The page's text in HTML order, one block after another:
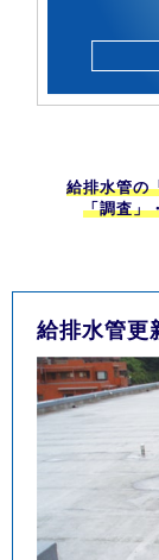
給排水管の
「調査」
給排水管更